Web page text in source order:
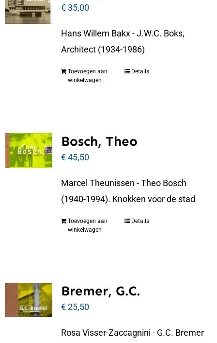
€35,00
Hans Willem Bakx - J.W.C. Boks,
Architect (1934-1986)
Toevoegen aan
winkelwagen
Details
Bosch, Theo
€45,50
Marcel Theunissen - Theo Bosch
(1940-1994). Knokken voor de stad
Toevoegen aan
winkelwagen
Details
Bremer, G.C.
€25,50
Rosa Visser-Zaccagnini - G.C. Bremer